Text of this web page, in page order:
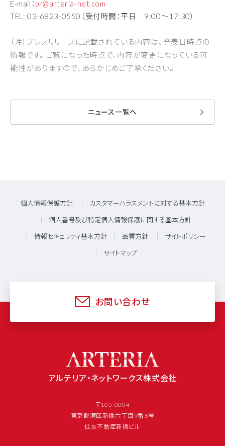
E-mail： pr@arteria-net.com
TEL: 03-6823-0550（受付時間：平日 9:00～17:30）
（注）プレスリリースに記載されている内容は、発表日時点の
情報です。 ご覧になった時点で、内容が変更になっている可
能性がありますので、あらかじめご了承ください。
ニュース一覧へ
個人情報保護方針 カスタマーハラスメントに対する基本方針
個人番号及び特定個人情報保護に関する基本方針
情報セキュリティ基本方針 品質方針 サイトポリシー
サイトマップ
お問い合わせ
アルテリア・ネットワークス株式会社
〒105-0004
東京都港区新橋六丁目9番8号
住友不動産新橋ビル